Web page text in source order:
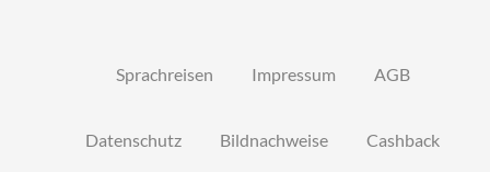
Sprachreisen Impressum AGB
Datenschutz Bildnachweise Cashback